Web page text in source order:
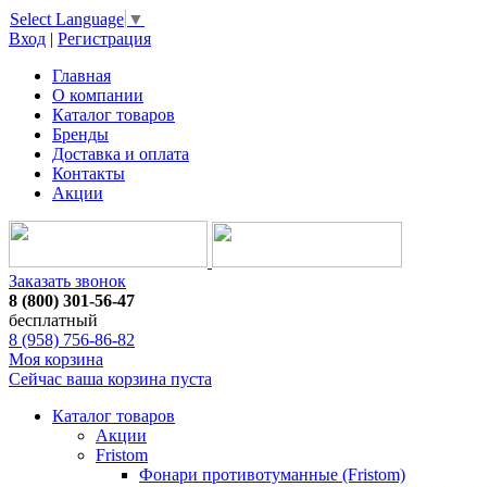
Select Language ▼
Вход | Регистрация
Главная
О компании
Каталог товаров
Бренды
Доставка и оплата
Контакты
Акции
Заказать звонок
8 (800) 301-56-47
бесплатный
8 (958) 756-86-82
Моя корзина
Сейчас ваша корзина пуста
Каталог товаров
Акции
Fristom
Фонари противотуманные (Fristom)